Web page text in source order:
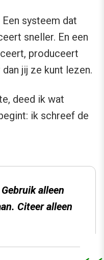
systeem dat
sneller. En een
produceert
jij ze kunt lezen.
deed ik wat
ik schreef de
alleen
Citeer alleen